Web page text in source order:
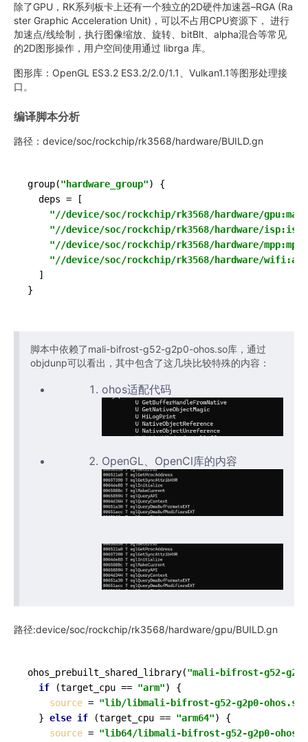
除了GPU，RK系列板卡上还有一个独立的2D硬件加速器–RGA (Ra
ster Graphic Acceleration Unit)，可以不占用CPU资源下， 进行
加速点/线绘制，执行图像缩放、旋转、bitBlt、alpha混合等常见
的2D图形操作，用户空间使用通过 librga 库。
图形库：OpenGL ES3.2 ES3.2/2.0/1.1、Vulkan1.1等图形处理接
口‌。
编译脚本分析
路径：device/soc/rockchip/rk3568/hardware/BUILD.gn
group("hardware_group") {
  deps = [
"//device/soc/rockchip/rk3568/hardware/
"//device/soc/rockchip/rk3568/hardware/isp:isp"
"//device/soc/rockchip/rk3568/hardware/mpp:mpp"
"//device/soc/rockchip/rk3568/hardware/
  ]
脚本中依赖了mali-bifrost-g52-g2p0-ohos.so库，通过
objdunp可以看出，其中包含了这几块比较特殊的内容：
ohos适配代码
OpenGL、OpenCl库的内容
路径:device/soc/rockchip/rk3568/hardware/gpu/BUILD.gn
ohos_prebuilt_shared_library("mali-bifrost-g52-
if (target_cpu == "arm") {
source = "lib/libmali-bifrost-g52-g2p0-ohos.so"
  }
else if (target_cpu == "arm64") {
source = "lib64/libmali-bifrost-g52-g2p0-